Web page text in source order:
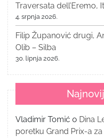
Traversata dell’Eremo,
4. srpnja 2026.
Filip Županović drugi,
Olib – Silba
30. lipnja 2026.
Vladimir Tomić o Dina
poretku Grand Prix-a